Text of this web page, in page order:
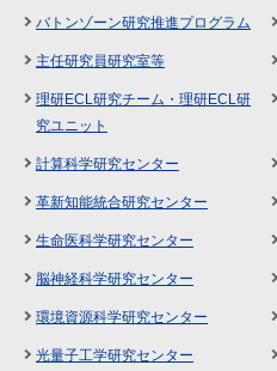
バトンゾーン研究推進プログラム
主任研究員研究室等
理研ECL研究チーム・理研ECL研
究ユニット
計算科学研究センター
革新知能統合研究センター
生命医科学研究センター
脳神経科学研究センター
環境資源科学研究センター
光量子工学研究センター